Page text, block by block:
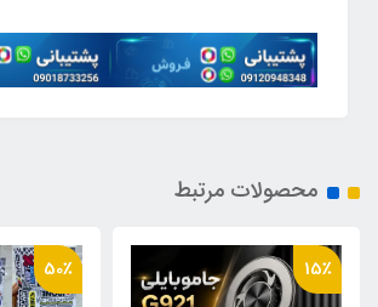
محصولات مرتبط
50٪